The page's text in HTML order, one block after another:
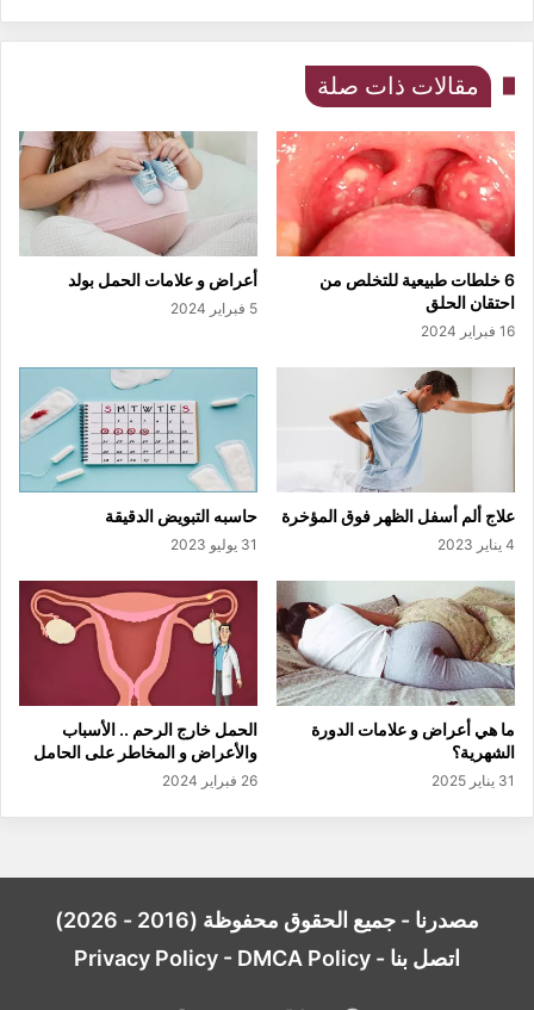
مقالات ذات صلة
6 خلطات طبيعية للتخلص من
احتقان الحلق
16 فبراير 2024
أعراض و علامات الحمل بولد
5 فبراير 2024
علاج ألم أسفل الظهر فوق المؤخرة
4 يناير 2023
حاسبه التبويض الدقيقة
31 يوليو 2023
ما هي أعراض و علامات الدورة
الشهرية؟
31 يناير 2025
الحمل خارج الرحم .. الأسباب
والأعراض و المخاطر على الحامل
26 فبراير 2024
مصدرنا - جميع الحقوق محفوظة (2016 - 2026)
اتصل بنا -
Privacy Policy - DMCA Policy